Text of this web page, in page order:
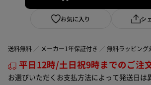
お気に入り シ
送料無料 メーカー1年保証付き 無料ラッピング
平日12時/土日祝9時までのご注
お選びいただくお支払方法によって発送日は